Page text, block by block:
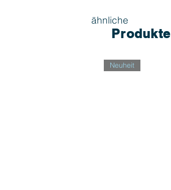
ähnliche
Produkte
Neuheit